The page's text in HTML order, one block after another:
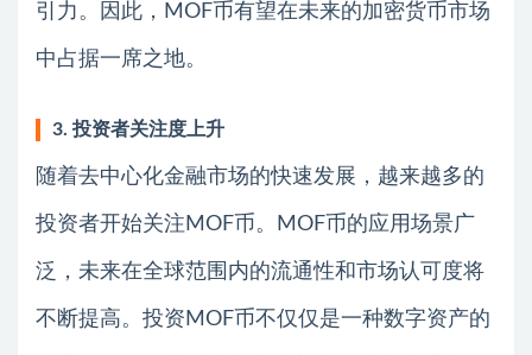
引力。因此，MOF币有望在未来的加密货币市场
中占据一席之地。
3. 投资者关注度上升
随着去中心化金融市场的快速发展，越来越多的
投资者开始关注MOF币。MOF币的应用场景广
泛，未来在全球范围内的流通性和市场认可度将
不断提高。投资MOF币不仅仅是一种数字资产的